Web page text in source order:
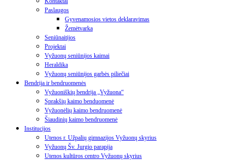
Paslaugos
Gyvenamosios vietos deklaravimas
Žemėtvarka
Seniūnaitijos
Projektai
Vyžuonų seniūnijos kaimai
Heraldika
Vyžuonų seniūnijos garbės piliečiai
Bendrija ir bendruomenės
Vyžuoniškių bendrija „Vyžuona“
Sprakšių kaimo benduomenė
Vyžuonėlių kaimo bendruomenė
Šiaudinių kaimo bendruomenė
Institucijos
Utenos r. Užpalių gimnazijos Vyžuonų skyrius
Vyžuonų Šv. Jurgio parapija
Utenos kultūros centro Vyžuonų skyrius